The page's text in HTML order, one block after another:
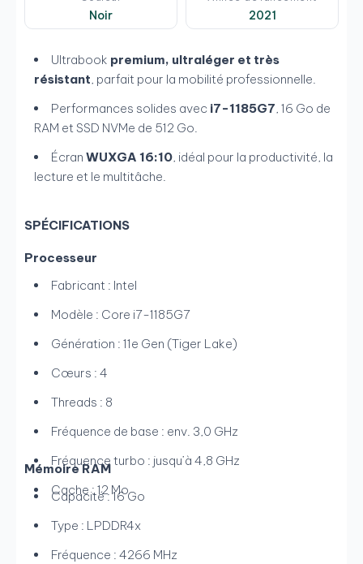
Noir 2021
Ultrabook premium, ultraléger et très
résistant, parfait pour la mobilité professionnelle.
Performances solides avec i7-1185G7, 16 Go de
RAM et SSD NVMe de 512 Go.
Écran WUXGA 16:10, idéal pour la productivité, la
lecture et le multitâche.
SPÉCIFICATIONS
Processeur
Fabricant : Intel
Modèle : Core i7-1185G7
Génération : 11e Gen (Tiger Lake)
Cœurs : 4
Threads : 8
Fréquence de base : env. 3,0 GHz
Fréquence turbo : jusqu’à 4,8 GHz
Cache : 12 Mo
Mémoire RAM
Capacité : 16 Go
Type : LPDDR4x
Fréquence : 4266 MHz